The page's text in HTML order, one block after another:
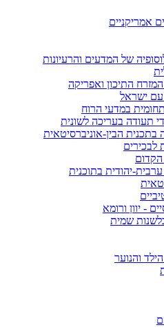
אמריקניים
של המדעים והרעיונות
התיכון ואפריקה
עם ישראל
במדעי הרוח
תעודה בעריכה לשונית
בתכנית הבין-אוניברסיטאית
לבכירים
הקדום
יהודית בתוכנית
- יוון ורומא
שמית
והנוער